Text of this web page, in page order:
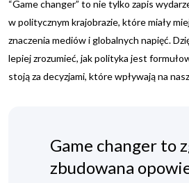
“Game changer” to nie tylko zapis
w politycznym krajobrazie, które miały
znaczenia mediów i globalnych napięć.
lepiej zrozumieć, jak polityka jest
stoją za decyzjami, które wpływają na
Game changer to
zbudowana